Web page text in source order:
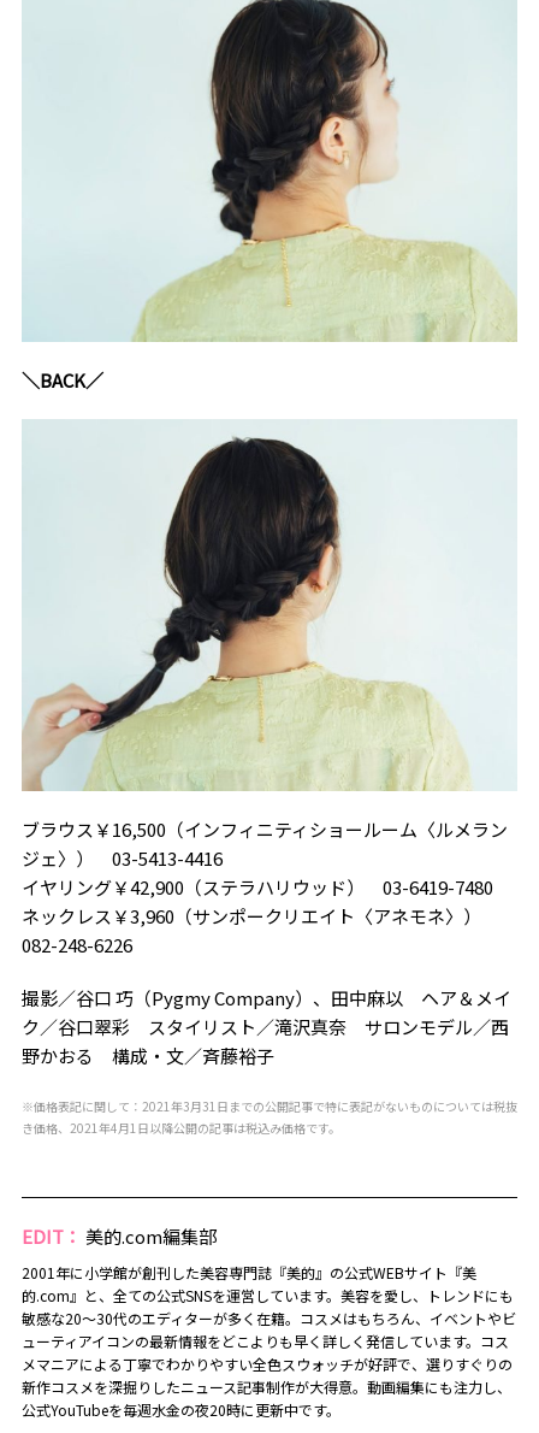
＼BACK／
ブラウス￥16,500（インフィニティショールーム〈ルメラン
ジェ〉） 03-5413-4416
イヤリング￥42,900（ステラハリウッド） 03-6419-7480
ネックレス￥3,960（サンポークリエイト〈アネモネ〉）
082-248-6226
撮影／谷口 巧（Pygmy Company）、田中麻以 ヘア＆メイ
ク／谷口翠彩 スタイリスト／滝沢真奈 サロンモデル／西
野かおる 構成・文／斉藤裕子
※価格表記に関して：2021年3月31日までの公開記事で特に表記がないものについては税抜
き価格、2021年4月1日以降公開の記事は税込み価格です。
EDIT： 美的.com編集部
2001年に小学館が創刊した美容専門誌『美的』の公式WEBサイト『美
的.com』と、全ての公式SNSを運営しています。美容を愛し、トレンドにも
敏感な20～30代のエディターが多く在籍。コスメはもちろん、イベントやビ
ューティアイコンの最新情報をどこよりも早く詳しく発信しています。コス
メマニアによる丁寧でわかりやすい全色スウォッチが好評で、選りすぐりの
新作コスメを深掘りしたニュース記事制作が大得意。動画編集にも注力し、
公式YouTubeを毎週水金の夜20時に更新中です。